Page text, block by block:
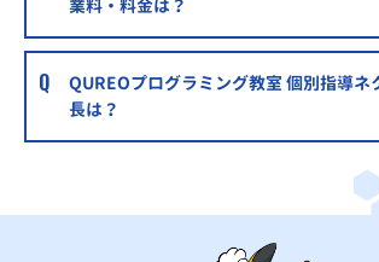
業料・料金は？
QUREOプログラミング教室 個別指導ネ
長は？